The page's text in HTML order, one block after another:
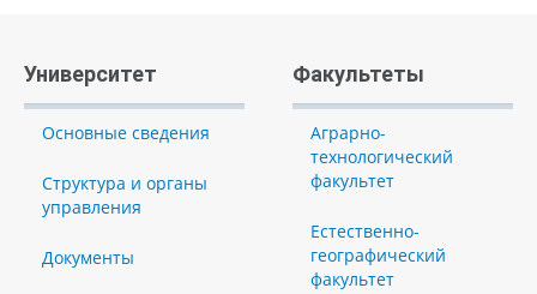
Университет
Основные сведения
Структура и органы
управления
Документы
Факультеты
Аграрно-
технологический
факультет
Естественно-
географический
факультет